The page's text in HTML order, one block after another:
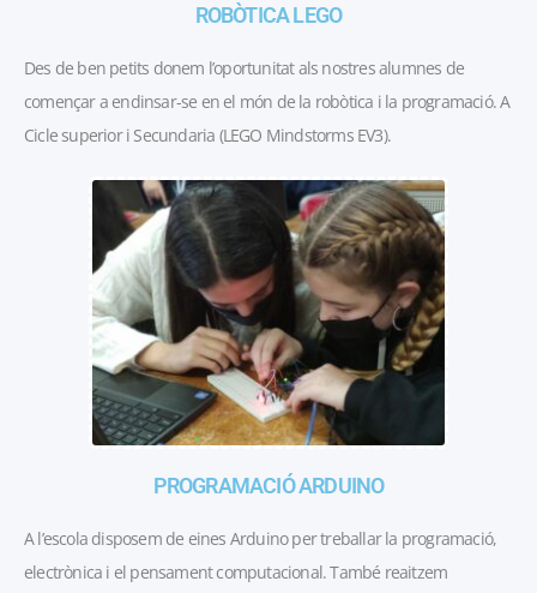
ROBÒTICA LEGO
Des de ben petits donem l’oportunitat als nostres alumnes de
començar a endinsar-se en el món de la robòtica i la programació. A
Cicle superior i Secundaria (LEGO Mindstorms EV3).
PROGRAMACIÓ ARDUINO
A l’escola disposem de eines Arduino per treballar la programació,
electrònica i el pensament computacional. També reaitzem